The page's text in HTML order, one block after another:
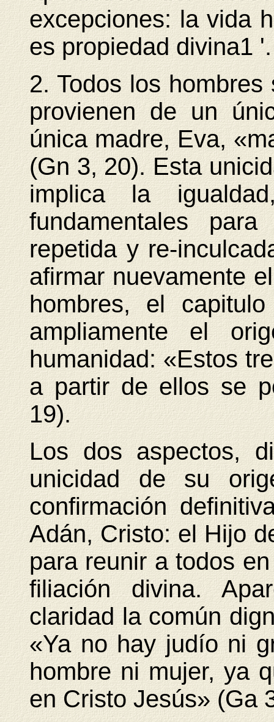
excepciones: la vida
es propiedad divina1 '.
2. Todos los
provienen de un
única madre, Eva,
(Gn 3, 20). Esta
implica la
fundamentales
repetida y re-
afirmar nuevamente
hombres, el
ampliamente el
humanidad: «Estos
a partir de ellos se
19).
Los dos aspectos,
unicidad de su
confirmación
Adán, Cristo: el Hijo
para reunir a todos
filiación divina.
claridad la común
«Ya no hay judío ni
hombre ni mujer, ya
en Cristo Jesús» (Ga